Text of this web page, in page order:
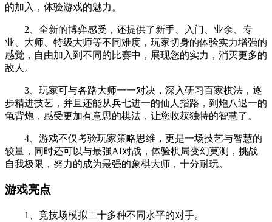
的加入，体验游戏的魅力。
2、全新的博弈感受，还提供了新手、入门、业余、专
业、大师、特级大师等不同难度，玩家切身的体验实力增强的
感觉，自由加入到不同的比赛中，展现您的实力，消灭更多的
敌人。
3、玩家可与各路大师一一对决，深入研习百家棋法，逐
步精进技艺，并且还能从兵七进一的仙人指路，到炮八退一的
龟背炮，感受更加有意思的棋法，让您收获独特的智慧了。
4、游戏不仅考验玩家策略思维，更是一场技艺与智慧的
较量，同时还可以与最强AI对战，体验棋局变幻莫测，挑战
自我极限，努力的成为最强的象棋大师，十分耐玩。
游戏亮点
1、竞技场模拟二十多种不同水平的对手。